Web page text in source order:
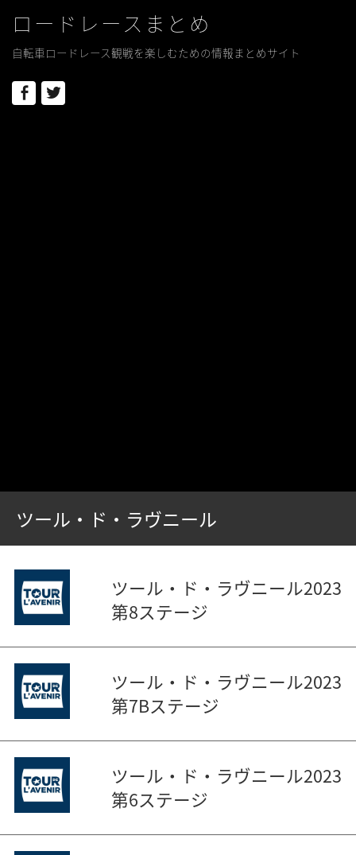
ロードレースまとめ
自転車ロードレース観戦を楽しむための情報まとめサイト
Facebook
ツール・ド・ラヴニール
ツール・ド・ラヴニール2023
第8ステージ
ツール・ド・ラヴニール2023
第7Bステージ
ツール・ド・ラヴニール2023
第6ステージ